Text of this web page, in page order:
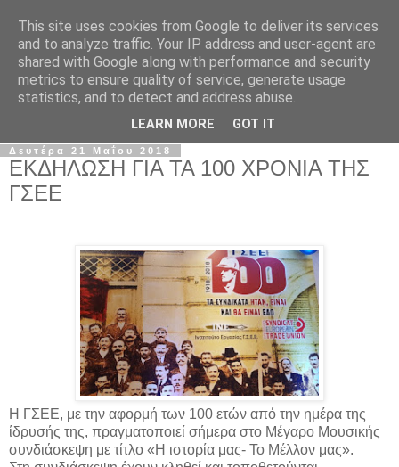
Σ.Ι.Ε.Λ.Β.Ε.
Ο επίσημος ιστότοπος του Συλλόγου Ιδιωτικών
Εκπαιδευτικών Λειτουργών Βόρειας Ελλάδας
Δευτέρα 21 Μαΐου 2018
ΕΚΔΗΛΩΣΗ ΓΙΑ ΤΑ 100 ΧΡΟΝΙΑ ΤΗΣ
ΓΣΕΕ
Η ΓΣΕΕ, με την αφορμή των 100 ετών από την ημέρα της
ίδρυσής της, πραγματοποιεί σήμερα στο Μέγαρο Μουσικής
συνδιάσκεψη με τίτλο «Η ιστορία μας- Το Μέλλον μας».
This site uses cookies from Google to deliver its services
and to analyze traffic. Your IP address and user-agent are
shared with Google along with performance and security
metrics to ensure quality of service, generate usage
statistics, and to detect and address abuse.
LEARN MORE GOT IT